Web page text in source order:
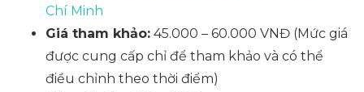
Chí Minh
Giá tham khảo: 45.000 – 60.000 VNĐ (Mức giá
được cung cấp chỉ để tham khảo và có thể
điều chỉnh theo thời điểm)